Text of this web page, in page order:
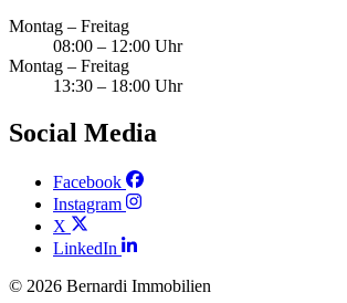
Montag – Freitag
08:00 – 12:00 Uhr
Montag – Freitag
13:30 – 18:00 Uhr
Social Media
Facebook
Instagram
X
LinkedIn
© 2026 Bernardi Immobilien